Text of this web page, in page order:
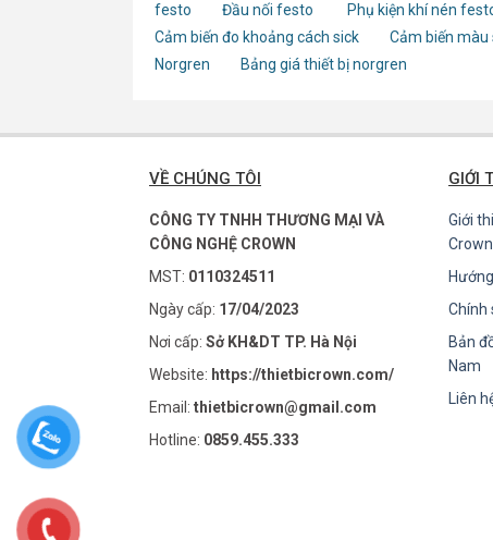
festo
Đầu nối festo Phụ kiện khí nén
Cảm biến đo khoảng cách sick
Cảm biến màu
Norgren
Bảng giá thiết bị norgren
VỀ CHÚNG TÔI
CÔNG TY TNHH THƯƠNG MẠI VÀ
CÔNG NGHỆ CROWN
MST: 0110324511
Ngày cấp: 17/04/2023
Nơi cấp: Sở KH&DT TP. Hà Nội
Website: https://thietbicrown.com/
Email: thietbicrown@gmail.com
Hotline: 0859.455.333
GIỚI
Giới
Crown
Chính
Bản
Nam
Liên